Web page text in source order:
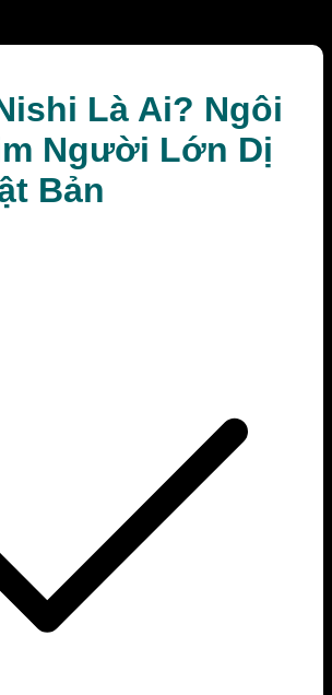
Là Ai? Ngôi
Người Lớn Dị
Bản